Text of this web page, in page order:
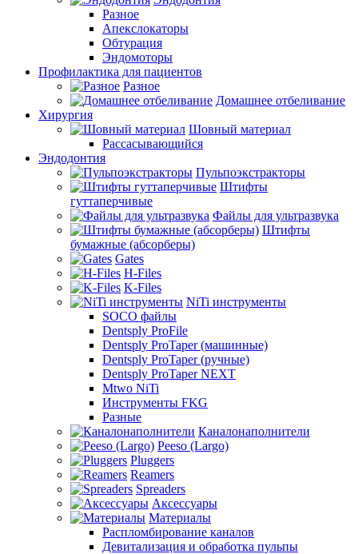
Разное
Апекслокаторы
Обтурация
Эндомоторы
Профилактика для пациентов
Разное
Домашнее отбеливание
Хирургия
Шовный материал
Рассасывающийся
Эндодонтия
Пульпоэкстракторы
Штифты
гуттаперчивые
Файлы для ультразвука
Штифты
бумажные (абсорберы)
Gates
H-Files
K-Files
NiTi инструменты
SOCO файлы
Dentsply ProFile
Dentsply ProTaper (машинные)
Dentsply ProTaper (ручные)
Dentsply ProTaper NEXT
Mtwo NiTi
Инструменты FKG
Разные
Каналонаполнители
Peeso (Largo)
Pluggers
Reamers
Spreaders
Аксессуары
Материалы
Распломбирование каналов
Девитализация и обработка пульпы